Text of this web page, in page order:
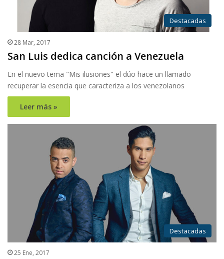
Destacadas
28 Mar, 2017
San Luis dedica canción a Venezuela
En el nuevo tema "Mis ilusiones" el dúo hace un llamado
recuperar la esencia que caracteriza a los venezolanos
Leer más »
Destacadas
25 Ene, 2017